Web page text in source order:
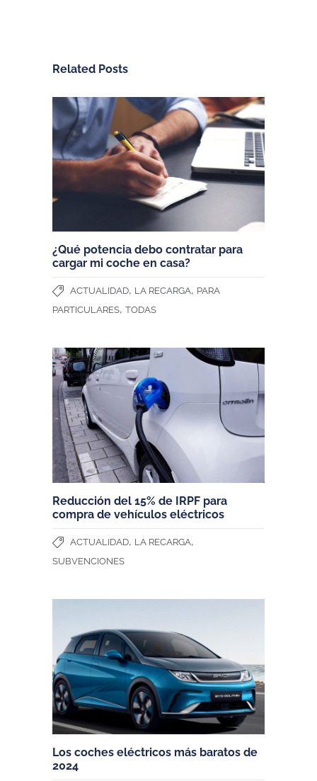
Related Posts
¿Qué potencia debo contratar para
cargar mi coche en casa?
ACTUALIDAD, LA RECARGA, PARA
PARTICULARES, TODAS
Reducción del 15% de IRPF para
compra de vehículos eléctricos
ACTUALIDAD, LA RECARGA,
SUBVENCIONES
Los coches eléctricos más baratos de
2024